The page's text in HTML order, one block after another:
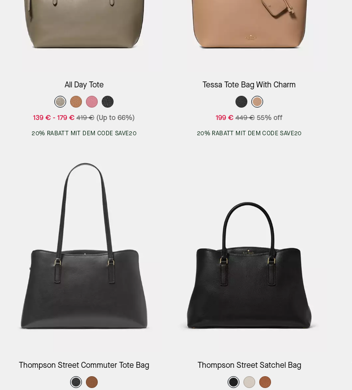
Add to Bag
All Day Tote
139 € -179 € 419 € (Up to 66%)
20% RABATT MIT DEM CODE SAVE20
Add to Bag
Tessa Tote Bag With Charm
199 € 449 € 55% off
20% RABATT MIT DEM CODE SAVE20
Add to Bag
Thompson Street Commuter Tote Bag Add to Bag
Thompson Street Satchel Bag